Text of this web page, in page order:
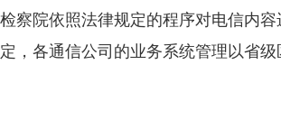
察院依照法律规定的程序对电信内
，各通信公司的业务系统管理以省